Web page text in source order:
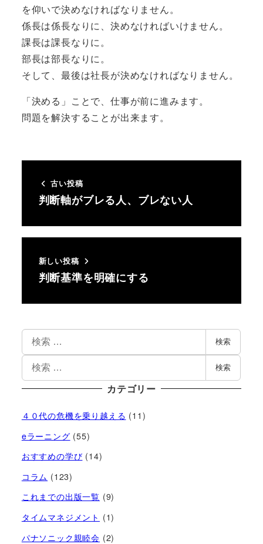
を仰いで決めなければなりません。
係長は係長なりに、決めなければいけません。
課長は課長なりに。
部長は部長なりに。
そして、最後は社長が決めなければなりません。
「決める」ことで、仕事が前に進みます。
問題を解決することが出来ます。
古い投稿
判断軸がブレる人、ブレない人
新しい投稿
判断基準を明確にする
検索
検索
カテゴリー
４０代の危機を乗り越える (11)
eラーニング (55)
おすすめの学び (14)
コラム (123)
これまでの出版一覧 (9)
タイムマネジメント (1)
パナソニック親睦会 (2)